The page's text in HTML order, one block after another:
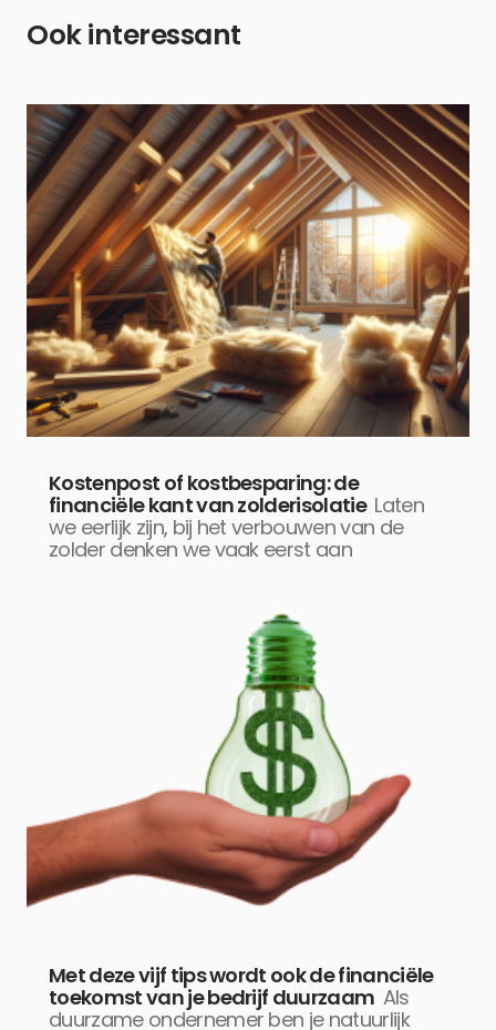
Ook interessant
Kostenpost of kostbesparing: de
financiële kant van zolderisolatie Laten
we eerlijk zijn, bij het verbouwen van de
zolder denken we vaak eerst aan
Met deze vijf tips wordt ook de financiële
toekomst van je bedrijf duurzaam Als
duurzame ondernemer ben je natuurlijk